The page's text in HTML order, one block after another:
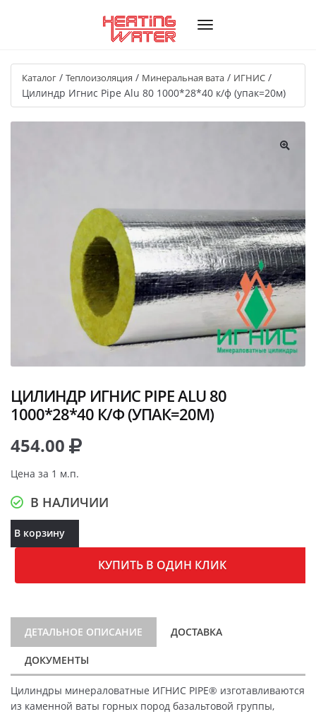
Каталог / Теплоизоляция / Минеральная вата / ИГНИС /
Цилиндр Игнис Pipe Alu 80 1000*28*40 к/ф (упак=20м)
ЦИЛИНДР ИГНИС PIPE ALU 80
1000*28*40 К/Ф (УПАК=20М)
454.00
Цена за 1 м.п.
В НАЛИЧИИ
В корзину
КУПИТЬ В ОДИН КЛИК
ДЕТАЛЬНОЕ ОПИСАНИЕ ДОСТАВКА
ДОКУМЕНТЫ
Цилиндры минераловатные ИГНИС PIPE® изготавливаются
из каменной ваты горных пород базальтовой группы,